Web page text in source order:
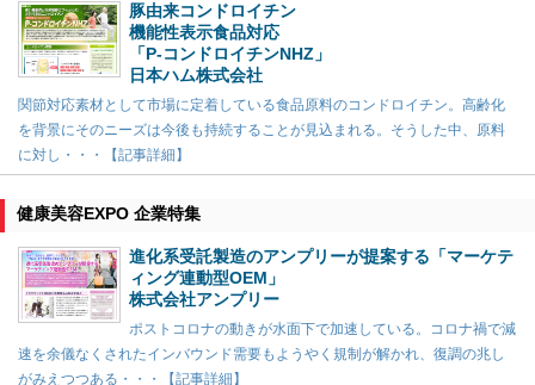
豚由来コンドロイチン
機能性表示食品対応
「P-コンドロイチンNHZ」
日本ハム株式会社
関節対応素材として市場に定着している食品原料のコンドロイチン。高齢化
を背景にそのニーズは今後も持続することが見込まれる。そうした中、原料
に対し・・・【記事詳細】
健康美容EXPO 企業特集
進化系受託製造のアンプリーが提案する「マーケテ
ィング連動型OEM」
株式会社アンプリー
ポストコロナの動きが水面下で加速している。コロナ禍で減
速を余儀なくされたインバウンド需要もようやく規制が解かれ、復調の兆し
がみえつつある・・・【記事詳細】